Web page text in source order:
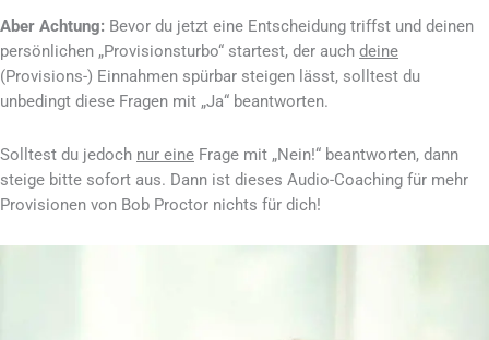
Aber Achtung: Bevor du jetzt eine Entscheidung triffst und deinen
persönlichen „Provisionsturbo“ startest, der auch deine
(Provisions-) Einnahmen spürbar steigen lässt, solltest du
unbedingt diese Fragen mit „Ja“ beantworten.
Solltest du jedoch nur eine Frage mit „Nein!“ beantworten, dann
steige bitte sofort aus. Dann ist dieses Audio-Coaching für mehr
Provisionen von Bob Proctor nichts für dich!